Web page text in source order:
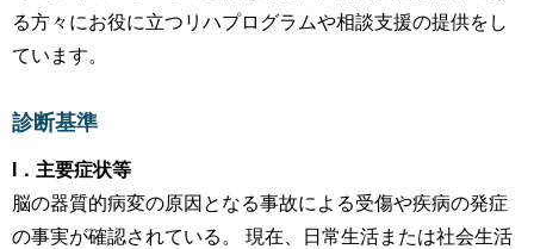
る方々にお役に立つリハプログラムや相談支援の提供をし
ています。
診断基準
I．主要症状等
脳の器質的病変の原因となる事故による受傷や疾病の発症
の事実が確認されている。 現在、日常生活または社会生活